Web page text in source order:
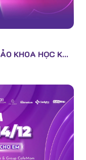
KHOA HỌC K...